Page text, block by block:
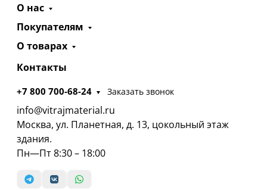
О нас
Покупателям
О товарах
Контакты
+7 800 700-68-24 Заказать звонок
info@vitrajmaterial.ru
Москва, ул. Планетная, д. 13, цокольный этаж
здания.
Пн—Пт 8:30 – 18:00